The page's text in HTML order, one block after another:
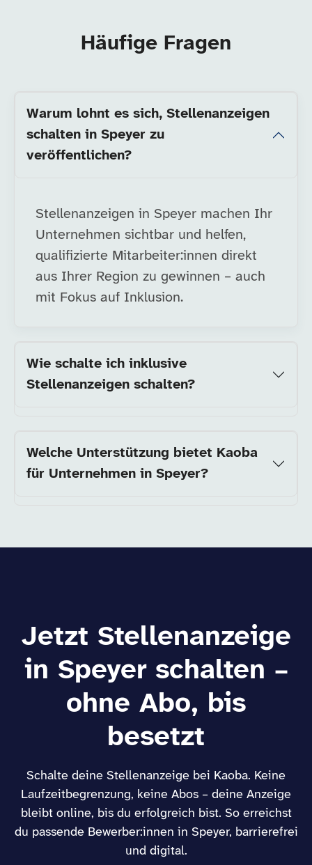
Häufige Fragen
Warum lohnt es sich, Stellenanzeigen
schalten in Speyer zu
veröffentlichen?
Stellenanzeigen in Speyer machen Ihr
Unternehmen sichtbar und helfen,
qualifizierte Mitarbeiter:innen direkt
aus Ihrer Region zu gewinnen – auch
mit Fokus auf Inklusion.
Wie schalte ich inklusive
Stellenanzeigen schalten?
Welche Unterstützung bietet Kaoba
für Unternehmen in Speyer?
Jetzt Stellenanzeige
in Speyer schalten –
ohne Abo, bis
besetzt
Schalte deine Stellenanzeige bei Kaoba. Keine
Laufzeitbegrenzung, keine Abos – deine Anzeige
bleibt online, bis du erfolgreich bist. So erreichst
du passende Bewerber:innen in Speyer, barrierefrei
und digital.